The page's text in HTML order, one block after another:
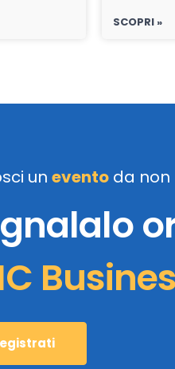
SCOPRI »
un evento da